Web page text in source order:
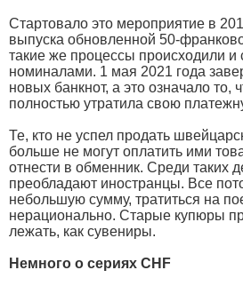
Стартовало это мероприятие в
выпуска обновленной 50-
такие же процессы происходили и
номиналами. 1 мая 2021 года
новых банкнот, а это означало то,
полностью утратила свою
Те, кто не успел продать
больше не могут оплатить ими
отнести в обменник. Среди таких
преобладают иностранцы. Все
небольшую сумму, тратиться на
нерационально. Старые купюры
лежать, как сувениры.
Немного о сериях CHF